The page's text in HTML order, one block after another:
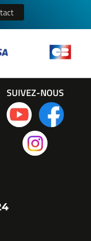
SUIVEZ-NOUS